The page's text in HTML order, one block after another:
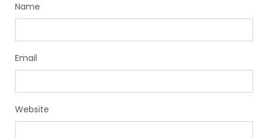
Name
Email
Website